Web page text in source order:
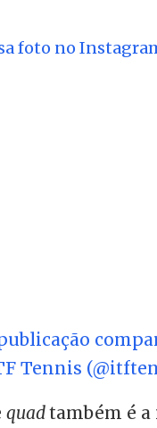
foto no
Tennis
quadtambém é a